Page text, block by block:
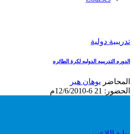
تدريبية دولية
الدوره التدريبيه الدوليه لكرة الطائره
المحاضر يوهان هير
الحضور: 21
6-12/6/2010م